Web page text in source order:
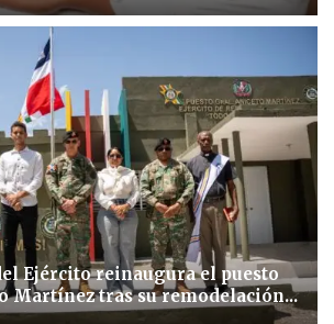
Ejército reinaugura el puesto
Martínez tras su remodelación...